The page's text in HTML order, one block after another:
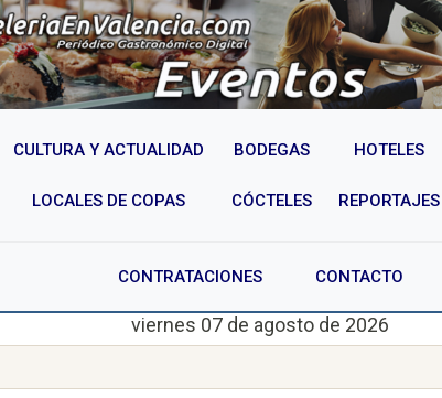
CULTURA Y ACTUALIDAD BODEGAS HOTELES
LOCALES DE COPAS CÓCTELES REPORTAJES
CONTRATACIONES CONTACTO
viernes 07 de agosto de 2026